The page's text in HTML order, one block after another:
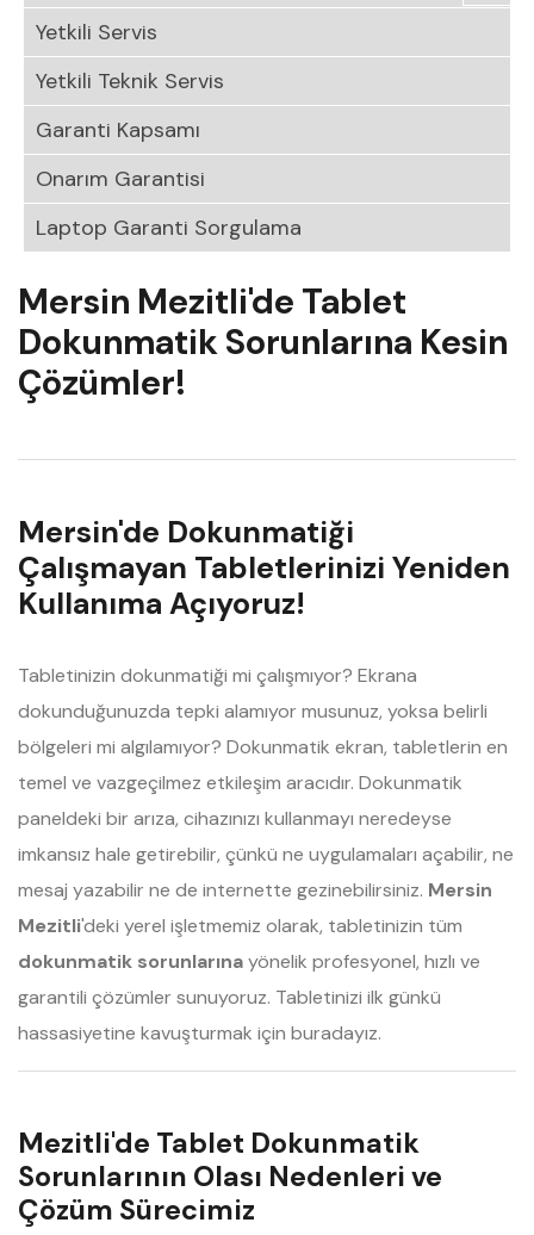
Yetkili Servis
Yetkili Teknik Servis
Garanti Kapsamı
Onarım Garantisi
Laptop Garanti Sorgulama
Mersin Mezitli'de Tablet
Dokunmatik Sorunlarına Kesin
Çözümler!
Mersin'de Dokunmatiği
Çalışmayan Tabletlerinizi Yeniden
Kullanıma Açıyoruz!
Tabletinizin dokunmatiği mi çalışmıyor? Ekrana
dokunduğunuzda tepki alamıyor musunuz, yoksa belirli
bölgeleri mi algılamıyor? Dokunmatik ekran, tabletlerin en
temel ve vazgeçilmez etkileşim aracıdır. Dokunmatik
paneldeki bir arıza, cihazınızı kullanmayı neredeyse
imkansız hale getirebilir, çünkü ne uygulamaları açabilir, ne
mesaj yazabilir ne de internette gezinebilirsiniz. Mersin
Mezitli'deki yerel işletmemiz olarak, tabletinizin tüm
dokunmatik sorunlarınayönelik profesyonel, hızlı ve
garantili çözümler sunuyoruz. Tabletinizi ilk günkü
hassasiyetine kavuşturmak için buradayız.
Mezitli'de Tablet Dokunmatik
Sorunlarının Olası Nedenleri ve
Çözüm Sürecimiz